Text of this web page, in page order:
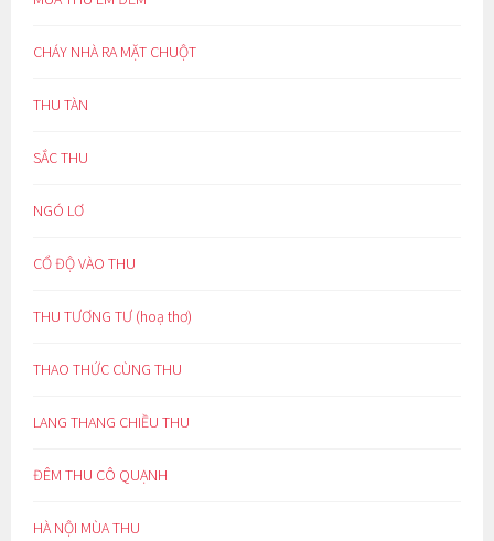
CHÁY NHÀ RA MẶT CHUỘT
THU TÀN
SẮC THU
NGÓ LƠ
CỔ ĐỘ VÀO THU
THU TƯƠNG TƯ (hoạ thơ)
THAO THỨC CÙNG THU
LANG THANG CHIỀU THU
ĐÊM THU CÔ QUẠNH
HÀ NỘI MÙA THU